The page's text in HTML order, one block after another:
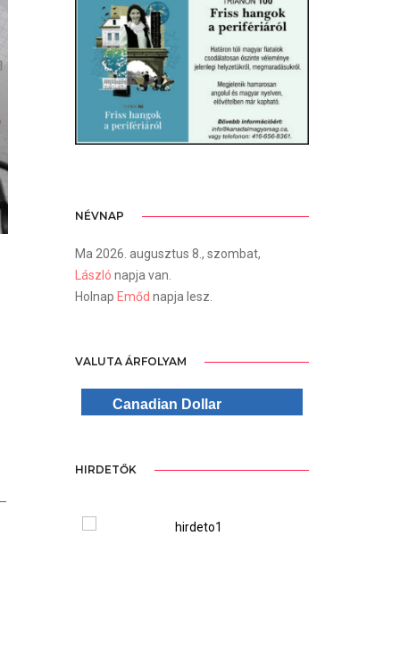
NÉVNAP
Ma 2026. augusztus 8., szombat,
László napja van.
Holnap Emőd napja lesz.
VALUTA ÁRFOLYAM
Canadian Dollar
HIRDETŐK